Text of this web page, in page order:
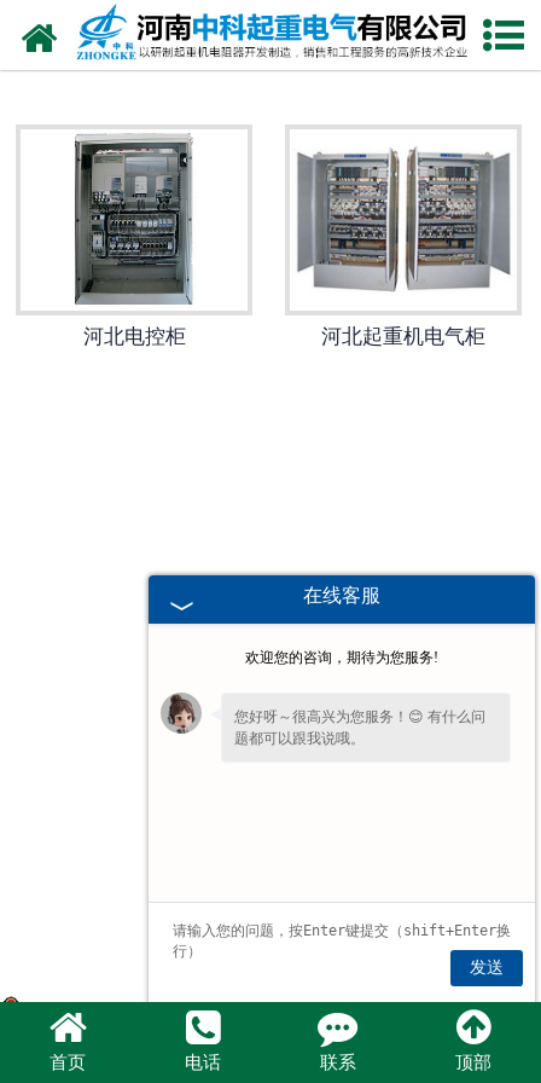
网站首页
河北电阻柜
河北电抗器
河北电控柜
河北联动控制台
河北滤波器
河北触头总成
河北电控柜 河北起重机电气柜
首页 电话 联系 顶部
在线客服
欢迎您的咨询，期待为您服务!
您好呀～很高兴为您服务！😊 有什么问
题都可以跟我说哦。
发送
豫公网安备 41072802000744号